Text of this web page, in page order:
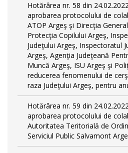
Hotărârea nr. 58 din
aprobarea protocolului de
ATOP Argeş şi Direcţia
Protecţia Copilului Argeş,
Judeţului Argeş, Inspectoratul
Argeş, Agenţia Judeţeană
Muncă Argeş, ISU Argeş şi
reducerea fenomenului de
raza Judeţului Argeş, pentru
Hotărârea nr. 59 din
aprobarea protocolului de
Autoritatea Teritorială de
Serviciul Public Salvamont